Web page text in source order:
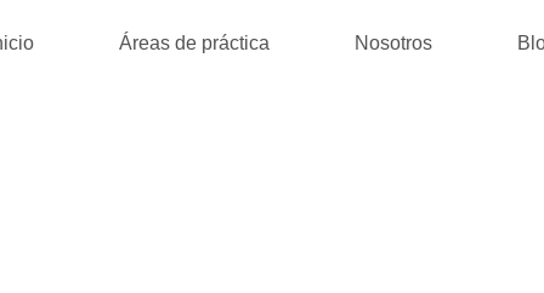
Áreas de práctica Nosotros